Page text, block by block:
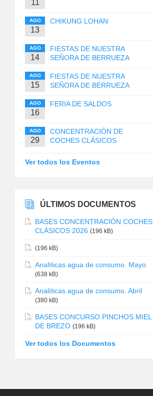
11
AGO
13
CHIKUNG LOHAN
AGO
14
FIESTAS DE NUESTRA
SEÑORA DE BERRUEZA
AGO
15
FIESTAS DE NUESTRA
SEÑORA DE BERRUEZA
AGO
16
FERIA DE SALDOS
AGO
29
CONCENTRACIÓN DE
COCHES CLÁSICOS
Ver todos los Eventos
ÚLTIMOS DOCUMENTOS
BASES CONCENTRACIÓN COCHES
CLÁSICOS 2026 (196 kB)
(196 kB)
Analíticas agua de consumo. Mayo
(638 kB)
Analíticas agua de consumo. Abril
(380 kB)
BASES CONCURSO PINCHOS MIEL
DE BREZO (196 kB)
Ver todos los Documentos